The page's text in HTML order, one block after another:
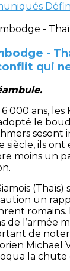
-
qui
6 000 ans,
le
siècle, ils
moins un
un
romains.
de l’armée
de
la chute